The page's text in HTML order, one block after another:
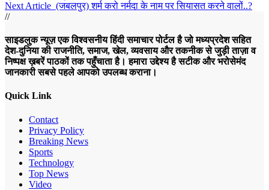
Next Article (जबलपुर) शर्म करो नर्मदा के नाम पर सियासत करने वालों..?
//
साइडलुक न्यूज़ एक विश्वसनीय हिंदी समाचार पोर्टल है जो मध्यप्रदेश सहित
देश-दुनिया की राजनीति, समाज, खेल, व्यवसाय और तकनीक से जुड़ी ताज़ा व
निष्पक्ष ख़बरें पाठकों तक पहुँचाता है। हमारा उद्देश्य है सटीक और भरोसेमंद
जानकारी सबसे पहले आपको उपलब्ध कराना।
Quick Link
Contact
Privacy Policy
Breaking News
Sports
Technology
Top News
Video